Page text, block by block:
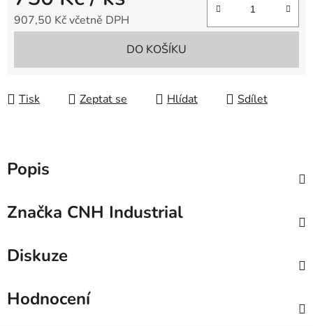
907,50 Kč včetně DPH
DO KOŠÍKU
Tisk Zeptat se Hlídat Sdílet
Popis
Značka CNH Industrial
Diskuze
Hodnocení